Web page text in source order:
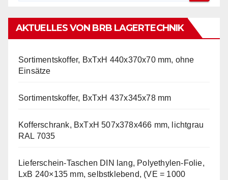
AKTUELLES VON BRB LAGERTECHNIK
Sortimentskoffer, BxTxH 440x370x70 mm, ohne
Einsätze
Sortimentskoffer, BxTxH 437x345x78 mm
Kofferschrank, BxTxH 507x378x466 mm, lichtgrau
RAL 7035
Lieferschein-Taschen DIN lang, Polyethylen-Folie,
LxB 240×135 mm, selbstklebend, (VE = 1000